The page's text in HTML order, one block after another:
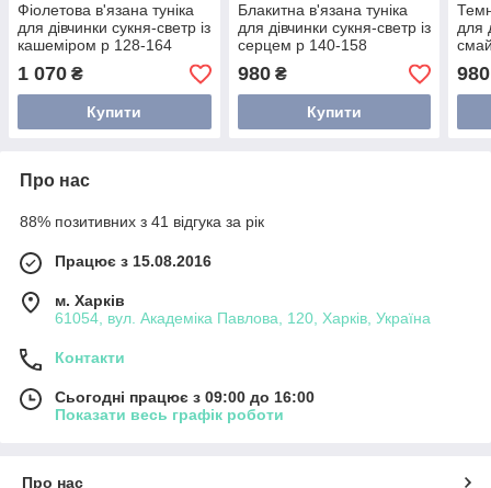
Фіолетова в'язана туніка
для дівчинки сукня-светр із
кашеміром р 128-164
1 070 ₴
Купити
Блакитна в'язана туніка
для дівчинки сукня-светр із
серцем р 140-158
980₴
Купити
для
980
Про нас
88% позитивних з 41 відгука за рік
Працює з 15.08.2016
м. Харків
61054, вул. Академіка Павлова, 120, Харків, Україна
Контакти
Сьогодні працює з 09:00 до 16:00
Показати весь графік роботи
Про нас